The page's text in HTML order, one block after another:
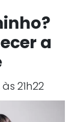
a
21h22